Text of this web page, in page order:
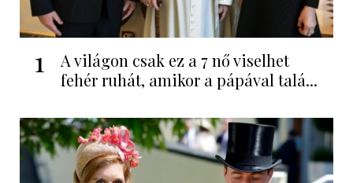
1
A világon csak ez a 7 nő viselhet
fehér ruhát, amikor a pápával talá...